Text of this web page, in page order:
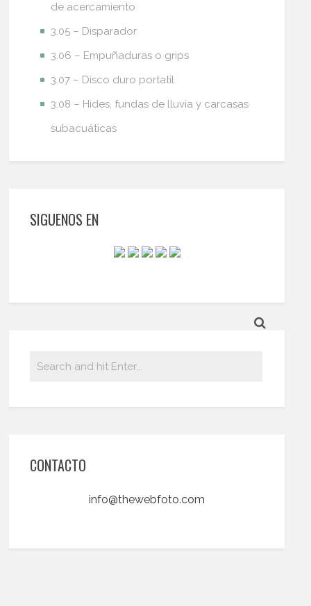
de acercamiento
3.05 – Disparador
3.06 – Empuñaduras o grips
3.07 – Disco duro portatil
3.08 – Hides, fundas de lluvia y carcasas
subacuáticas
SIGUENOS EN
CONTACTO
info@thewebfoto.com